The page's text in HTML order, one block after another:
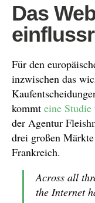
Das
Für den
inzwischen das
kommt eine Studie
der Agentur
drei großen
Frankreich.
Across all
the Internet